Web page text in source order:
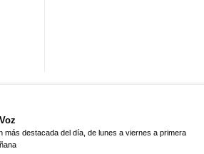
más destacada del día, de lunes a viernes a primera